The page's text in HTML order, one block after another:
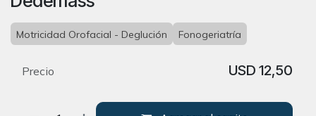
Motricidad Orofacial - Deglución Fonogeriatría
Precio USD 12,50